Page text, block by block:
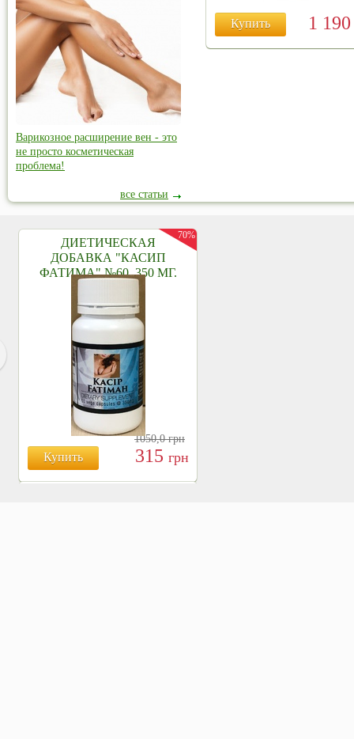
Купить 1
Варикозное расширение вен - это
не просто косметическая
проблема!
все статьи
ДИЕТИЧЕСКАЯ
ДОБАВКА "КАСИП
ФАТИМА" №60, 350 МГ.
Купить
1050,0грн
315 грн
70%